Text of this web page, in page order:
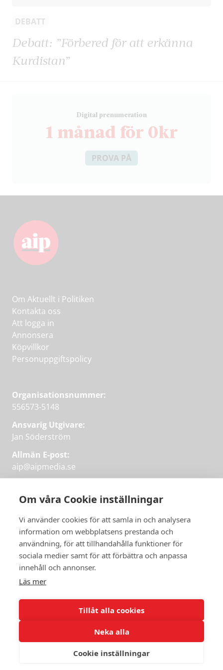
Om våra Cookie inställningar
Vi använder cookies för att samla in och analysera
information om webbplatsens prestanda och
användning, för att tillhandahålla funktioner för
sociala medier samt för att förbättra och anpassa
innehåll och annonser.
Läs mer
Tillåt alla cookies
Neka alla
Cookie inställningar
första månaden
gratis.
PRENUMERERA
DEBATT
Debatt: ”Förbered för att erkänna
Kurdistan”
Digital prenumeration
1 månad för 0kr
PROVA PÅ
Om Aktuellt i Politiken
Kontakta oss
Att logga in
Annonsera
Köpvillkor
Personuppgiftspolicy
Organisationsnummer:
556573-5148
Ansvarig Utgivare:
Jan Söderström
Allmän E-post:
aip@aipmedia.se
aip@flowyinfo.seeller 08-1210 60 40.
Instagram
LinkedIn
Twitter
Facebook
Få veckans bästa
artiklar på mejlen
PRENUMERERA
© 2026 Aktuellt i Politiken.